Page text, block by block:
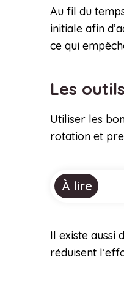
Au fil du
initiale afin
ce qui
Les
Utiliser les
rotation et
À lire
Il existe aussi
réduisent